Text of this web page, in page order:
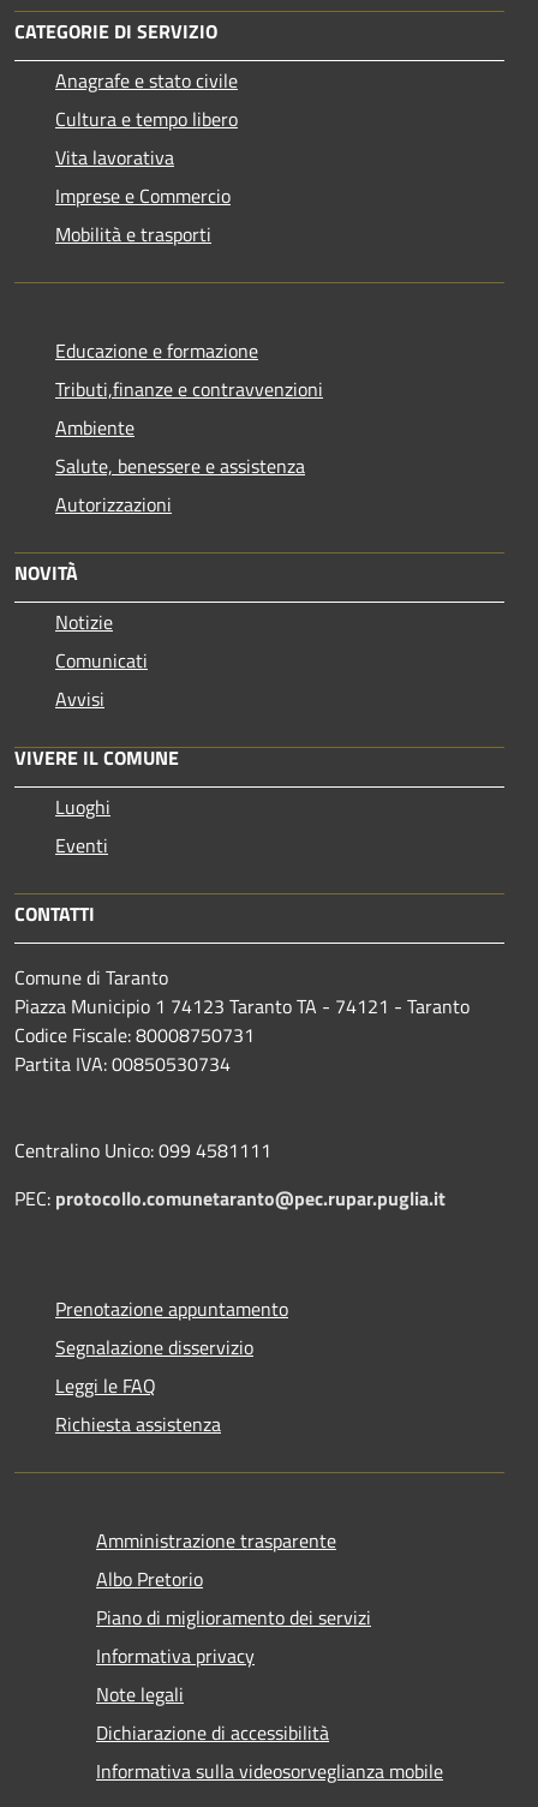
CATEGORIE DI SERVIZIO
Anagrafe e stato civile
Cultura e tempo libero
Vita lavorativa
Imprese e Commercio
Mobilità e trasporti
Educazione e formazione
Tributi,finanze e contravvenzioni
Ambiente
Salute, benessere e assistenza
Autorizzazioni
NOVITÀ
Notizie
Comunicati
Avvisi
VIVERE IL COMUNE
Luoghi
Eventi
CONTATTI
Comune di Taranto
Piazza Municipio 1 74123 Taranto TA - 74121 - Taranto
Codice Fiscale: 80008750731
Partita IVA: 00850530734
Centralino Unico: 099 4581111
PEC: protocollo.comunetaranto@pec.rupar.puglia.it
Prenotazione appuntamento
Segnalazione disservizio
Leggi le FAQ
Richiesta assistenza
Amministrazione trasparente
Albo Pretorio
Piano di miglioramento dei servizi
Informativa privacy
Note legali
Dichiarazione di accessibilità
Informativa sulla videosorveglianza mobile